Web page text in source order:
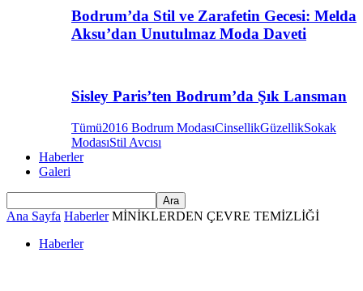
Bodrum’da Stil ve Zarafetin Gecesi: Melda
Aksu’dan Unutulmaz Moda Daveti
Sisley Paris’ten Bodrum’da Şık Lansman
Tümü2016 Bodrum ModasıCinsellikGüzellikSokak
ModasıStil Avcısı
Haberler
Galeri
Ana Sayfa Haberler MİNİKLERDEN ÇEVRE TEMİZLİĞİ
Haberler